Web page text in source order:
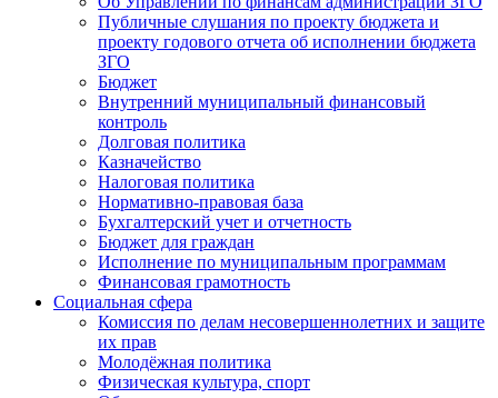
Публичные слушания по проекту бюджета и
проекту годового отчета об исполнении бюджета
ЗГО
Бюджет
Внутренний муниципальный финансовый
контроль
Долговая политика
Казначейство
Налоговая политика
Нормативно-правовая база
Бухгалтерский учет и отчетность
Бюджет для граждан
Исполнение по муниципальным программам
Финансовая грамотность
Социальная сфера
Комиссия по делам несовершеннолетних и защите
их прав
Молодёжная политика
Физическая культура, спорт